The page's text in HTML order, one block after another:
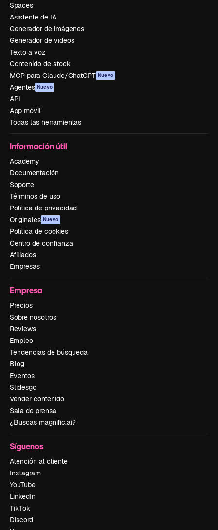
Spaces
Asistente de IA
Generador de imágenes
Generador de vídeos
Texto a voz
Contenido de stock
MCP para Claude/ChatGPT Nuevo
Agentes Nuevo
API
App móvil
Todas las herramientas
Información útil
Academy
Documentación
Soporte
Términos de uso
Política de privacidad
Originales Nuevo
Política de cookies
Centro de confianza
Afiliados
Empresas
Empresa
Precios
Sobre nosotros
Reviews
Empleo
Tendencias de búsqueda
Blog
Eventos
Slidesgo
Vender contenido
Sala de prensa
¿Buscas magnific.ai?
Síguenos
Atención al cliente
Instagram
YouTube
LinkedIn
TikTok
Discord